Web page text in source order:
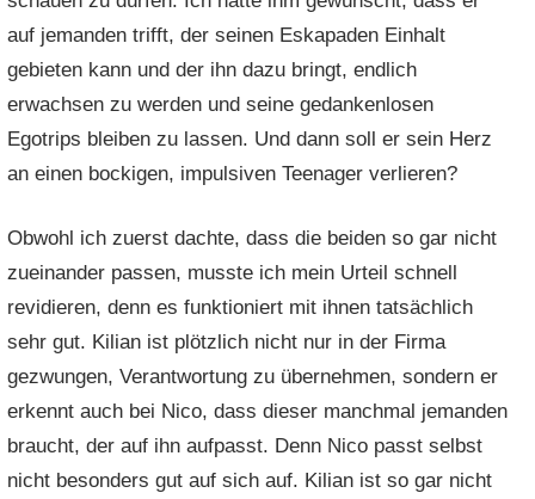
auf jemanden trifft, der seinen Eskapaden Einhalt
gebieten kann und der ihn dazu bringt, endlich
erwachsen zu werden und seine gedankenlosen
Egotrips bleiben zu lassen. Und dann soll er sein Herz
an einen bockigen, impulsiven Teenager verlieren?
Obwohl ich zuerst dachte, dass die beiden so gar nicht
zueinander passen, musste ich mein Urteil schnell
revidieren, denn es funktioniert mit ihnen tatsächlich
sehr gut. Kilian ist plötzlich nicht nur in der Firma
gezwungen, Verantwortung zu übernehmen, sondern er
erkennt auch bei Nico, dass dieser manchmal jemanden
braucht, der auf ihn aufpasst. Denn Nico passt selbst
nicht besonders gut auf sich auf. Kilian ist so gar nicht